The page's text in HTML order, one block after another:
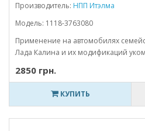
Производитель: НПП Итэлма
Модель: 1118-3763080
Применение на автомобилях
Лада Калина и их модификаций
2850 грн.
КУПИТЬ